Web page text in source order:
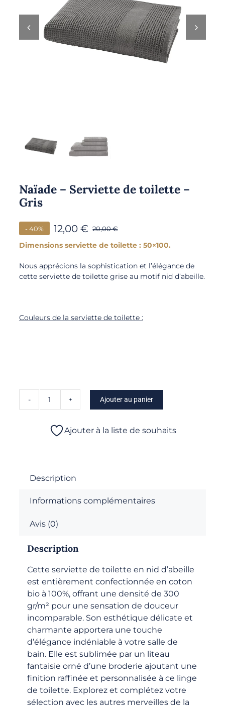
Naïade – Serviette de toilette –
Gris
20,00€
12,00€
- 40%
Dimensions serviette de toilette : 50×100.
Nous apprécions la sophistication et l’élégance de
cette serviette de toilette grise au motif nid d’abeille.
Couleurs de la serviette de toilette :
quantité
Naïade
toilette
Gris
Ajouter au panier
Ajouter à la liste de souhaits
Description
Informations complémentaires
Avis (0)
Description
Cette serviette de toilette en nid d’abeille
est entièrement confectionnée en coton
bio à 100%, offrant une densité de 300
gr/m² pour une sensation de douceur
incomparable. Son esthétique délicate et
charmante apportera une touche
d’élégance indéniable à votre salle de
bain. Elle est sublimée par un liteau
fantaisie orné d’une broderie ajoutant une
finition raffinée et personnalisée à ce linge
de toilette. Explorez et complétez votre
sélection avec les autres merveilles de la